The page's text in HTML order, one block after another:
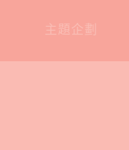
主題企劃